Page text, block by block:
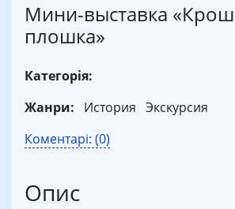
Мини-выставка
плошка»
Категорія:
Жанри:
История Экскурсия
Коментарі: (0)
Опис